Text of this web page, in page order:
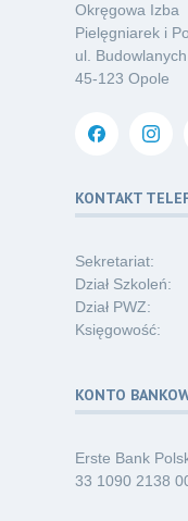
03
06.26
i
Okręgowa Izba
Pielęgniarek i
ul.
45-123 Opole
KONTAKT
Sekretariat:
Dział Szkoleń:
Dział PWZ:
Księgowość:
KONTO
Erste Bank
33 1090 2138